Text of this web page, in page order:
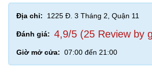
Địa chỉ: 1225 Đ. 3 Tháng 2, Quận 11
Đánh giá: 4,9/5 (25 Review by
Giờ mở cửa: 07:00 đến 21:00